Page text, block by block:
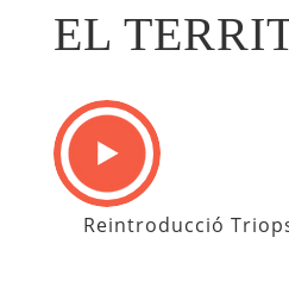
EL
Reintroducció